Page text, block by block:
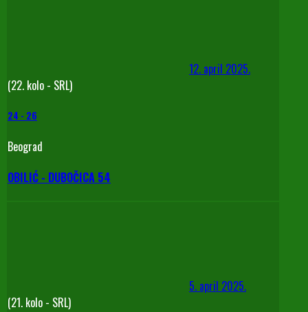
12. april 2025.
(22. kolo - SRL)
24 - 26
Beograd
OBILIĆ - DUBOČICA 54
5. april 2025.
(21. kolo - SRL)